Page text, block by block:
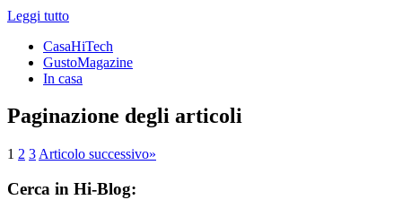
Leggi tutto
CasaHiTech
GustoMagazine
In casa
Paginazione degli articoli
1 2 3 Articolo successivo»
Cerca in Hi-Blog: